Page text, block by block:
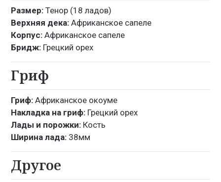
Размер: Тенор (18 ладов)
Верхняя дека: Африканское сапеле
Корпус: Африканское сапеле
Бридж: Грецкий орех
Гриф
Гриф: Африканское окоуме
Накладка на гриф: Грецкий орех
Лады и порожки: Кость
Ширина лада: 38мм
Другое